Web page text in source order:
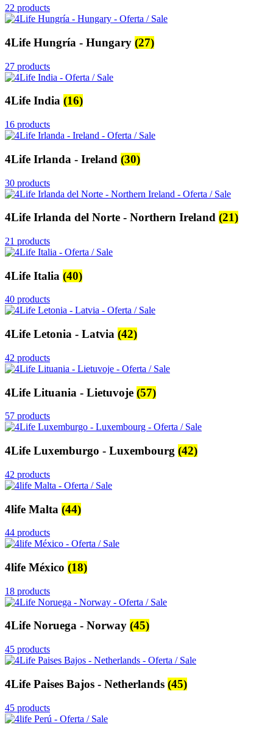
22 products
4Life Hungría - Hungary (27)
27 products
4Life India (16)
16 products
4Life Irlanda - Ireland (30)
30 products
4Life Irlanda del Norte - Northern Ireland (21)
21 products
4Life Italia (40)
40 products
4Life Letonia - Latvia (42)
42 products
4Life Lituania - Lietuvoje (57)
57 products
4Life Luxemburgo - Luxembourg (42)
42 products
4life Malta (44)
44 products
4life México (18)
18 products
4Life Noruega - Norway (45)
45 products
4Life Paises Bajos - Netherlands (45)
45 products